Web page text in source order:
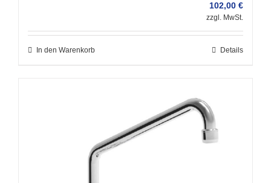
102,00 €
zzgl. MwSt.
In den Warenkorb Details